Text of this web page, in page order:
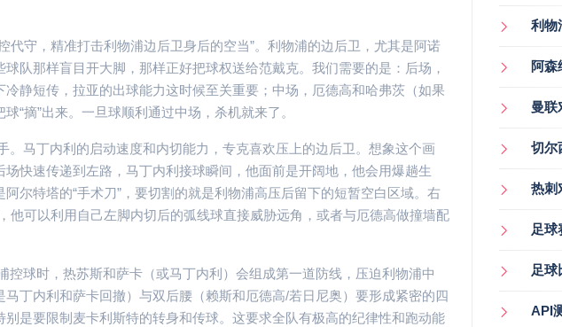
代守，精准打击利物浦边后卫身后的空当”。利物浦的边后卫，尤其是阿诺
队那样盲目开大脚，那样正好把球权送给范戴克。我们需要的是：后场，
静短传，拉亚的出球能力这时候至关重要；中场，厄德高和哈弗茨（如果
“摘”出来。一旦球顺利通过中场，杀机就来了。
马丁内利的启动速度和内切能力，专克喜欢压上的边后卫。想象这个画
快速传递到左路，马丁内利接球瞬间，他面前是开阔地，他会用爆趟生
尔特塔的“手术刀”，要切割的就是利物浦高压后留下的短暂空白区域。右
他可以利用自己左脚内切后的弧线球直接威胁远角，或者与厄德高做撞墙配
控球时，热苏斯和萨卡（或马丁内利）会组成第一道防线，压迫利物浦中
丁内利和萨卡回撤）与双后腰（赖斯和厄德高/若日尼奥）要形成紧密的四
是要限制麦卡利斯特的转身和传球。这要求全队有极高的纪律性和跑动能
利物
阿森
曼联
切尔
热刺
足球
足球
API